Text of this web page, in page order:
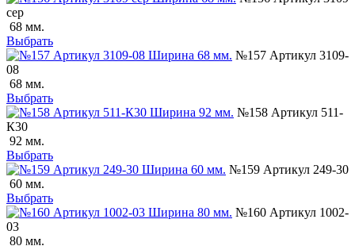
сер
68 мм.
Выбрать
№157 Артикул 3109-
08
68 мм.
Выбрать
№158 Артикул 511-
К30
92 мм.
Выбрать
№159 Артикул 249-30
60 мм.
Выбрать
№160 Артикул 1002-
03
80 мм.